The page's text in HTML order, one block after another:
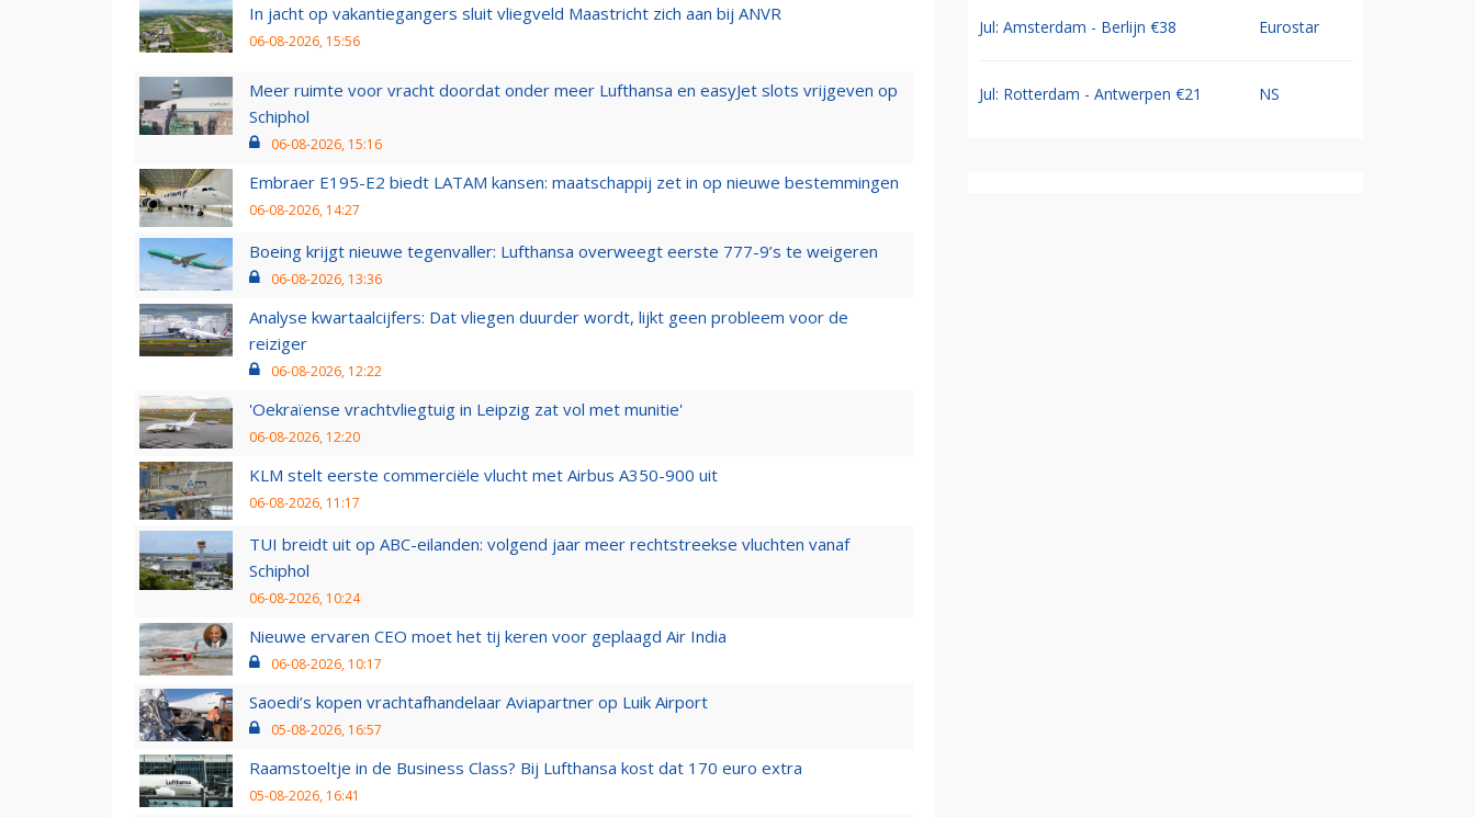
In jacht op vakantiegangers sluit vliegveld Maastricht zich aan bij ANVR
06-08-2026, 15:56
Meer ruimte voor vracht doordat onder meer Lufthansa en easyJet slots vrijgeven op
Schiphol
06-08-2026, 15:16
Embraer E195-E2 biedt LATAM kansen: maatschappij zet in op nieuwe bestemmingen
06-08-2026, 14:27
Boeing krijgt nieuwe tegenvaller: Lufthansa overweegt eerste 777-9’s te weigeren
06-08-2026, 13:36
Analyse kwartaalcijfers: Dat vliegen duurder wordt, lijkt geen probleem voor de
reiziger
06-08-2026, 12:22
'Oekraïense vrachtvliegtuig in Leipzig zat vol met munitie'
06-08-2026, 12:20
KLM stelt eerste commerciële vlucht met Airbus A350-900 uit
06-08-2026, 11:17
TUI breidt uit op ABC-eilanden: volgend jaar meer rechtstreekse vluchten vanaf
Schiphol
06-08-2026, 10:24
Nieuwe ervaren CEO moet het tij keren voor geplaagd Air India
06-08-2026, 10:17
Saoedi’s kopen vrachtafhandelaar Aviapartner op Luik Airport
05-08-2026, 16:57
Raamstoeltje in de Business Class? Bij Lufthansa kost dat 170 euro extra
05-08-2026, 16:41
Jul: Amsterdam - Berlijn €38 Eurostar
Jul: Rotterdam - Antwerpen €21 NS